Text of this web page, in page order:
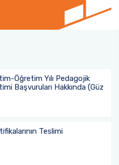
Öğretim Yılı Pedagojik
Başvuruları Hakkında (Güz
Teslimi